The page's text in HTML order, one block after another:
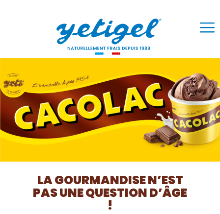
LA GOURMANDISE N’EST
PAS UNE QUESTION D’ÂGE
!